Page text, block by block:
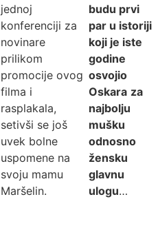
jednoj
konferenciji za
novinare
prilikom
promocije ovog
filma i
rasplakala,
setivši se još
uvek bolne
uspomene na
svoju mamu
Maršelin.
budu prvi
par u istoriji
koji je iste
godine
osvojio
Oskara za
najbolju
mušku
odnosno
žensku
glavnu
ulogu…